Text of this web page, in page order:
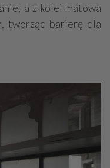
a z kolei matowa
tworząc barierę dla